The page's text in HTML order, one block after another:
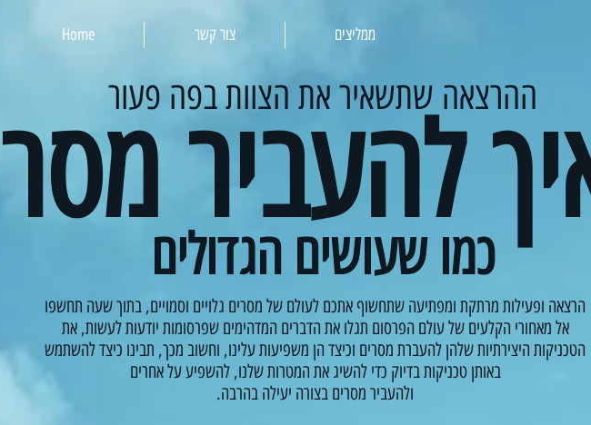
Home צור קשר ממליצים
להעביר מסר
ההרצאה שתשאיר את הצוות בפה פעור
כמו שעושים הגדולים
הרצאה ופעילות מרתקת ומפתיעה שתחשוף אתכם לעולם של מסרים גלויים וסמויים, בתוך שעה תחשפו
אל מאחורי הקלעים של עולם הפרסום תגלו את הדברים המדהימים שפרסומות יודעות לעשות, את
הטכניקות היצירתיות שלהן להעברת מסרים וכיצד הן משפיעות עלינו, וחשוב מכך, תבינו כיצד להשתמש
באותן טכניקות בדיוק כדי להשיג את המטרות שלנו, להשפיע על אחרים
.ולהעביר מסרים בצורה יעילה בהרבה